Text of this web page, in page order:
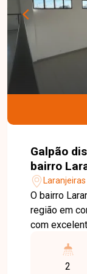
comodidade
bem
ótimo
agende sua
Galpão
bairro
O bairro
região em
com
de grande
2